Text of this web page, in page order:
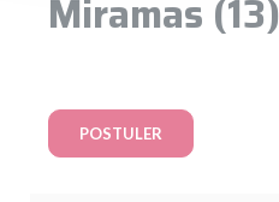
Miramas (13)
POSTULER